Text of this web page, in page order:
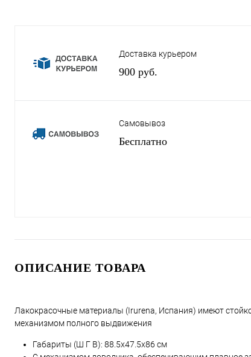
Доставка курьером
900 руб.
Самовывоз
Бесплатно
ОПИСАНИЕ ТОВАРА
Лакокрасочные материалы (Irurena, Испания) имеют
механизмом полного выдвижения
Габариты (Ш Г В): 88.5x47.5x86 см